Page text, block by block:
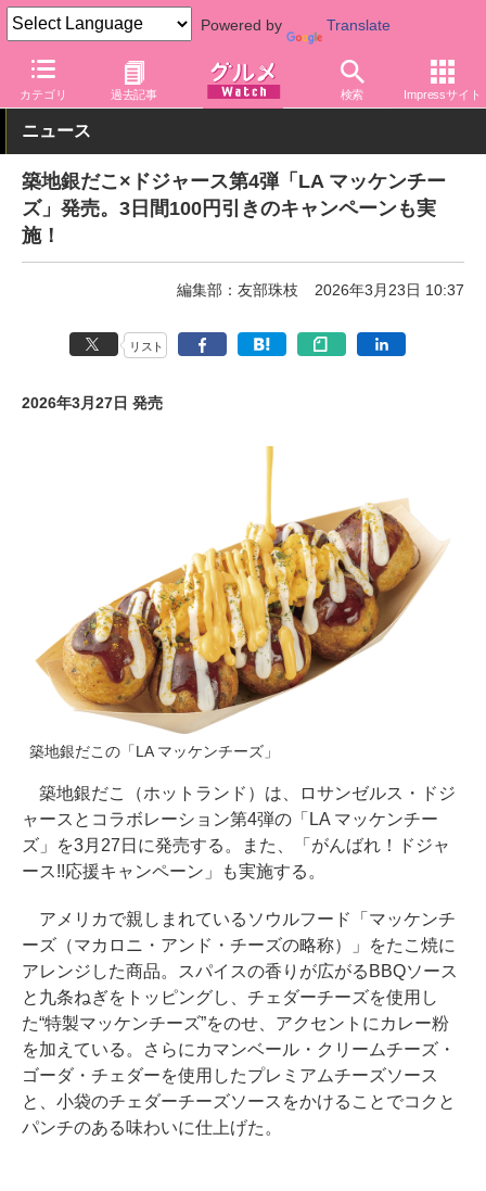
Powered by Translate
カテゴリ 過去記事 検索 Impressサイト
グルメ Watch 店舗 ファストフード 築地銀だこ
ニュース
築地銀だこ×ドジャース第4弾「LA マッケンチー
ズ」発売。3日間100円引きのキャンペーンも実
施！
編集部：友部珠枝 2026年3月23日 10:37
リスト
2026年3月27日 発売
築地銀だこの「LA マッケンチーズ」
築地銀だこ（ホットランド）は、ロサンゼルス・ドジ
ャースとコラボレーション第4弾の「LA マッケンチー
ズ」を3月27日に発売する。また、「がんばれ！ドジャ
ース!!応援キャンペーン」も実施する。
アメリカで親しまれているソウルフード「マッケンチ
ーズ（マカロニ・アンド・チーズの略称）」をたこ焼に
アレンジした商品。スパイスの香りが広がるBBQソース
と九条ねぎをトッピングし、チェダーチーズを使用し
た“特製マッケンチーズ”をのせ、アクセントにカレー粉
を加えている。さらにカマンベール・クリームチーズ・
ゴーダ・チェダーを使用したプレミアムチーズソース
と、小袋のチェダーチーズソースをかけることでコクと
パンチのある味わいに仕上げた。